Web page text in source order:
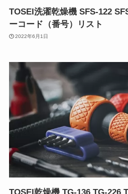
TOSEI洗濯乾燥機 SFS-122
ーコード（番号）リスト
2022年6月1日
TOSEI乾燥機 TG-136 TG-